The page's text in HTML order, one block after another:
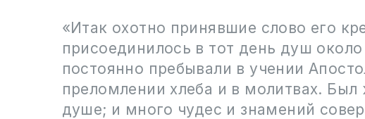
«Итак охотно принявшие слово его
присоединилось в тот день душ
постоянно пребывали в учении
преломлении хлеба и в молитвах. Был
душе; и много чудес и знамений